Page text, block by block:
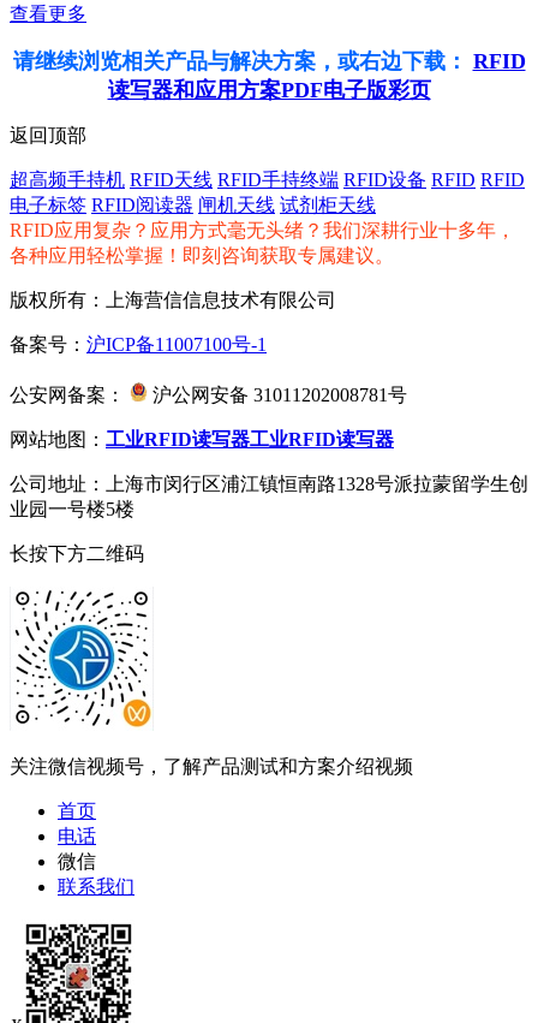
查看更多
请继续浏览相关产品与解决方案，或右边下载： RFID
读写器和应用方案PDF电子版彩页
返回顶部
超高频手持机 RFID天线 RFID手持终端 RFID设备 RFID RFID
电子标签 RFID阅读器 闸机天线 试剂柜天线
RFID应用复杂？应用方式毫无头绪？我们深耕行业十多年，
各种应用轻松掌握！即刻咨询获取专属建议。
版权所有：上海营信信息技术有限公司
备案号： 沪ICP备11007100号-1
公安网备案： 沪公网安备 31011202008781号
网站地图： 工业RFID读写器工业RFID读写器
公司地址：上海市闵行区浦江镇恒南路1328号派拉蒙留学生创
业园一号楼5楼
长按下方二维码
关注微信视频号，了解产品测试和方案介绍视频
首页
电话
微信
联系我们